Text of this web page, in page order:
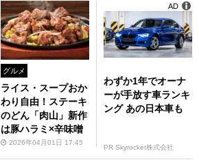
グルメ
ライス・スープおか
わり自由！ステーキ
のどん「肉山」新作
は豚ハラミ×辛味噌
2026年04月01日 17:45
わずか1年でオーナ
ーが手放す車ランキ
ング あの日本車も
PR Skyrocket株式会社
AD